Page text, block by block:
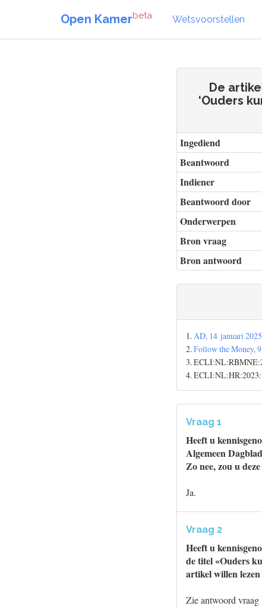
Open Kamerbeta Wetsvoorstellen
De
‘Ouders
Ingediend
Beantwoord
Indiener
Beantwoord door
Onderwerpen
Bron vraag
Bron antwoord
1.AD, 14 januari
2.Follow the Money,
3.
4.
Vraag 1
Heeft u
Algemeen
Zo nee, zou u
Ja.
Vraag 2
Heeft u
de titel «Ouders
artikel willen
Zie antwoord vraag